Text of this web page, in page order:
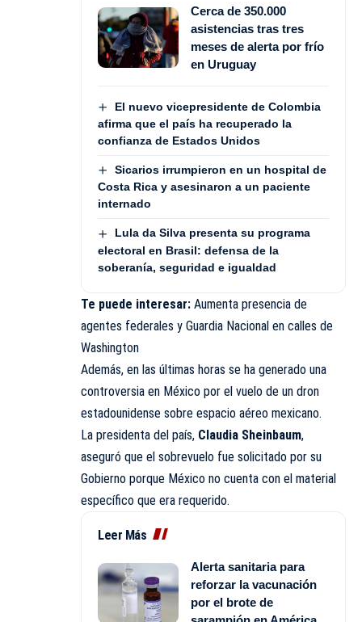
Cerca de 350.000
asistencias tras tres
meses de alerta por frío
en Uruguay
El nuevo vicepresidente de Colombia
afirma que el país ha recuperado la
confianza de Estados Unidos
Sicarios irrumpieron en un hospital de
Costa Rica y asesinaron a un paciente
internado
Lula da Silva presenta su programa
electoral en Brasil: defensa de la
soberanía, seguridad e igualdad
Te puede interesar: Aumenta presencia de
agentes federales y Guardia Nacional en calles de
Washington
Además, en las últimas horas se ha generado una
controversia en México por el vuelo de un dron
estadounidense sobre espacio aéreo mexicano.
La presidenta del país, Claudia Sheinbaum,
aseguró que el sobrevuelo fue solicitado por su
Gobierno porque México no cuenta con el material
específico que era requerido.
Leer Más
Alerta sanitaria para
reforzar la vacunación
por el brote de